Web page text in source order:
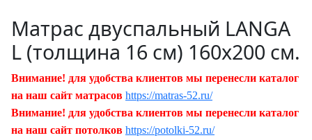
Матрас двуспальный LANGA
L (толщина 16 см) 160х200 см.
Внимание! для удобства клиентов мы перенесли каталог
на наш сайт матрасов https://matras-52.ru/
Внимание! для удобства клиентов мы перенесли каталог
на наш сайт потолков https://potolki-52.ru/